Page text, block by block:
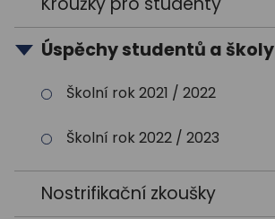
Úspěchy studentů a školy
Školní rok 2021 / 2022
Školní rok 2022 / 2023
Nostrifikační zkoušky